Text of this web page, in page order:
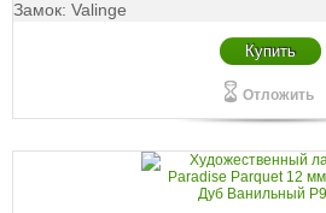
Замок: Valinge
Купить
Отложить